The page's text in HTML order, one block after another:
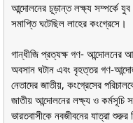
আন্দোলনের চূড়ান্ত লক্ষ্য সম্পর্কে
সমাপ্তি ঘটেছিল লাহের কংগ্রেসে।
গান্ধীজি প্রত্যক্ষ গণ- আন্দোলনের
অবসান ঘটান এবং বৃহত্তর গণ-
নেতাদের জাতীয়, কংগ্রেসের
জাতীয় আন্দোলনের লক্ষ্য ও কর্মসূচি
ভারতবাসীকে নবজীবনের যাত্রা শুরুর